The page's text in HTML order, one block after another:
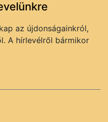
az újdonságainkról,
A hírlevélről bármikor